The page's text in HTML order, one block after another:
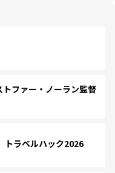
ファー・ノーラン監督
ラベルハック2026